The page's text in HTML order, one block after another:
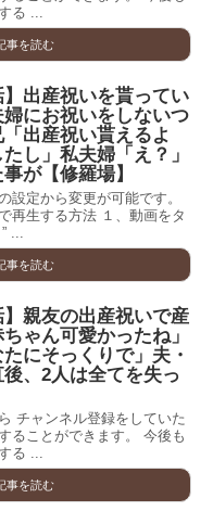
る ...
事を読む
】出産祝いを貰ってい
にお祝いをしないつ
出産祝い貰えるよ
し」私夫婦「え？」
が【修羅場】
設定から変更が可能です。
再生する方法 １、動画をタ
...
事を読む
】親友の出産祝いで産
ゃん可愛かったね」
にそっくりで」夫・
、2人は全てを失っ
チャンネル登録をしていた
ることができます。 今後も
る ...
事を読む